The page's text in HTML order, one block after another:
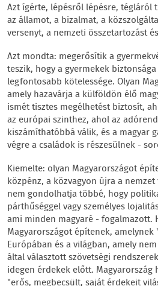
Azt ígérte, lépésről lépésre,
az államot, a bizalmat, a
versenyt, a nemzeti összetartozást
Azt mondta: megerősítik a
teszik, hogy a gyermekek
legfontosabb kötelessége. Olyan
amely hazavárja a külföldön élő
ismét tisztes megélhetést biztosít,
az európai szinthez, ahol az
kiszámíthatóbbá válik, és a magyar
végre a családok is részesülnek -
Kiemelte: olyan Magyarországot
közpénz, a közvagyon újra a
nem gondolhatja többé, hogy
párthűséggel vagy személyes
ami minden magyaré - fogalmazott.
Magyarországot építenek,
Európában és a világban, amely
által választott szövetségi
idegen érdekek előtt. Magyarország
"erős, megbecsült, saját érdekeit